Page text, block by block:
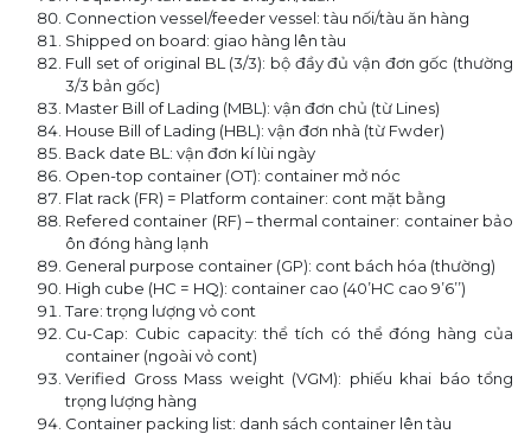
Connection vessel/feeder vessel: tàu nối/tàu ăn hàng
Shipped on board: giao hàng lên tàu
Full set of original BL (3/3): bộ đầy đủ vận đơn gốc (thường
3/3 bản gốc)
Master Bill of Lading (MBL): vận đơn chủ (từ Lines)
House Bill of Lading (HBL): vận đơn nhà (từ Fwder)
Back date BL: vận đơn kí lùi ngày
Open-top container (OT): container mở nóc
Flat rack (FR) = Platform container: cont mặt bằng
Refered container (RF) – thermal container: container bảo
ôn đóng hàng lạnh
General purpose container (GP): cont bách hóa (thường)
High cube (HC = HQ): container cao (40’HC cao 9’6’’)
Tare: trọng lượng vỏ cont
Cu-Cap: Cubic capacity: thể tích có thể đóng hàng của
container (ngoài vỏ cont)
Verified Gross Mass weight (VGM): phiếu khai báo tổng
trọng lượng hàng
Container packing list: danh sách container lên tàu